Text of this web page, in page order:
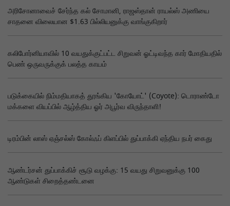
அரிசோனாவைச் சேர்ந்த கல் சோமானி, ராஜஸ்தான் ராயல்ஸ் அணியை
சாதனை விலையான $1.63 பில்லியனுக்கு வாங்குகிறார்
கலிபோர்னியாவில் 10 வயதுக்குட்பட்ட சிறுவன் ஓட்டிவந்த கார் மோதியதில்
பெண் ஒருவருக்குக் பலத்த காயம்
படுக்கையில் நிம்மதியாகத் தூங்கிய 'கோயோட்' (Coyote): டொராண்டோ
மக்களை வியப்பில் ஆழ்த்திய ஓர் அபூர்வ விருந்தாளி!
டிரம்பின் லாஸ் ஏஞ்சல்ஸ் கோல்ஃப் கிளப்பில் துப்பாக்கி ஏந்திய நபர் கைது
ஆண்டர்சன் துப்பாக்கிச் சூடு வழக்கு: 15 வயது சிறுவனுக்கு 100
ஆண்டுகள் சிறைத்தண்டனை